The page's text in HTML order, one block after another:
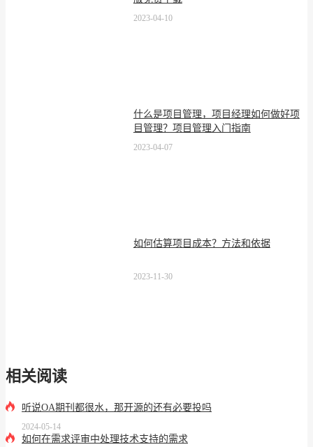
2023-04-10
什么是项目管理，项目经理如何做好项
目管理？项目管理入门指南
2023-04-07
如何估算项目成本？方法和依据
2023-11-30
相关阅读
听说OA期刊都很水，那开源的还有必要投吗
2024-05-14
如何在需求评审中处理技术支持的需求